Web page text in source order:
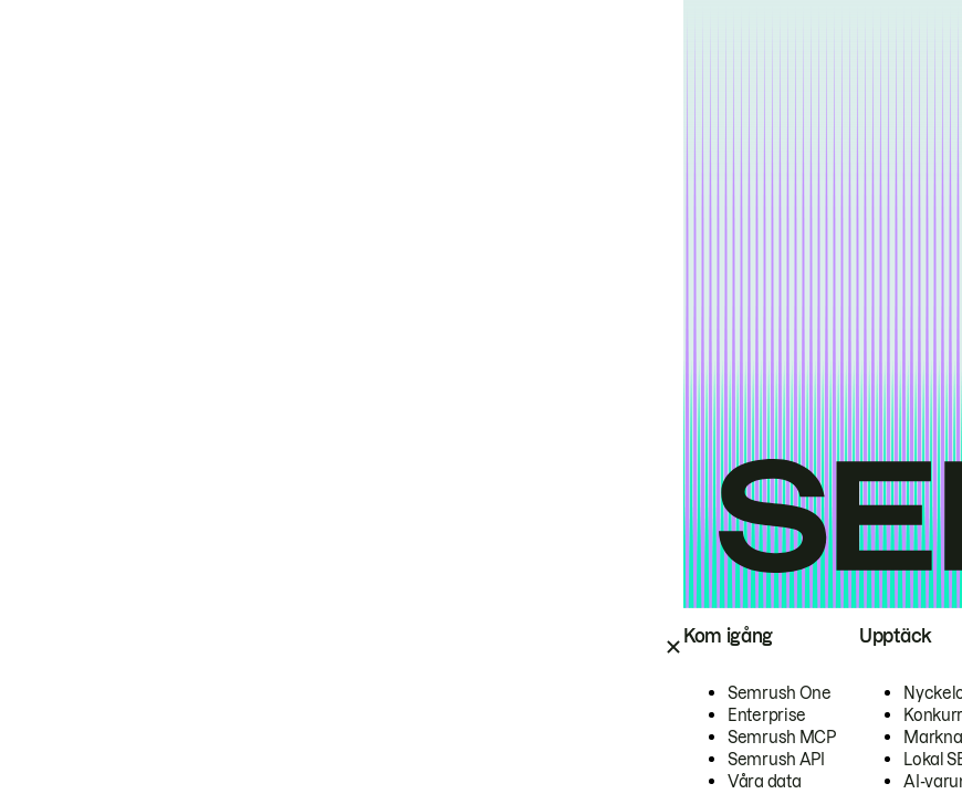
Kom igång
Semrush One
Enterprise
Semrush MCP
Semrush API
Våra data
Upptäck
Lokal
AI-